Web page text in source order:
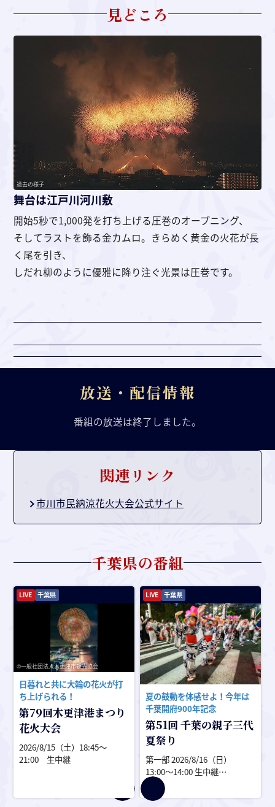
見どころ
過去の様子
舞台は江戸川河川敷
開始5秒で1,000発を打ち上げる圧巻のオープニング、
そしてラストを飾る金カムロ。きらめく黄金の火花が長
く尾を引き、
しだれ柳のように優雅に降り注ぐ光景は圧巻です。
放送・配信情報
番組の放送は終了しました。
関連リンク
市川市民納涼花火大会公式サイト
千葉県の番組
LIVE 千葉県
©一般社団法人木更津市観光協会
日暮れと共に大輪の花火が打
ち上げられる！
第79回木更津港まつり
花火大会
2026/8/15（土）18:45〜
21:00 生中継
LIVE 千葉県
夏の鼓動を体感せよ！今年は
千葉開府900年記念
第51回 千葉の親子三代
夏祭り
第一部 2026/8/16（日）
13:00〜14:00 生中継
第二部 2026/8/16（日）
17:45〜20:15 生中継